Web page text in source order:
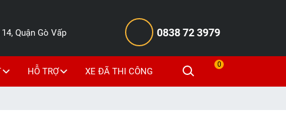
Quận Gò Vấp 0838 72 3979
HỖ TRỢ XE ĐÃ THI CÔNG
0